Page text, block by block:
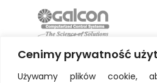
Cenimy prywatność
Używamy plików cookie,